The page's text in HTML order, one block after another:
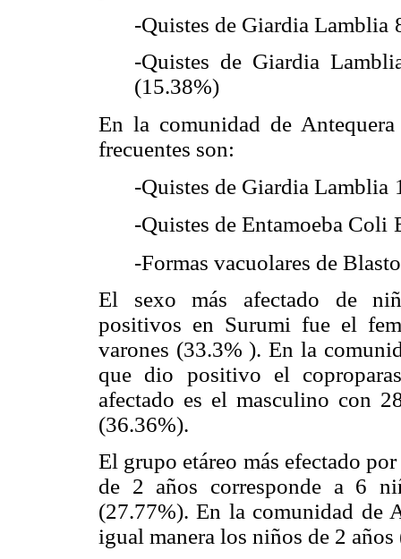
-Quistes de Giardia Lamblia
-Quistes de Giardia
(15.38%)
En la comunidad de
frecuentes son:
-Quistes de Giardia Lamblia
-Quistes de Entamoeba Coli
-Formas vacuolares de
El sexo más afectado de
positivos en Surumi fue el
varones (33.3% ). En la
que dio positivo el
afectado es el masculino con
(36.36%).
El grupo etáreo más efectado
de 2 años corresponde a 6
(27.77%). En la comunidad de
igual manera los niños de 2